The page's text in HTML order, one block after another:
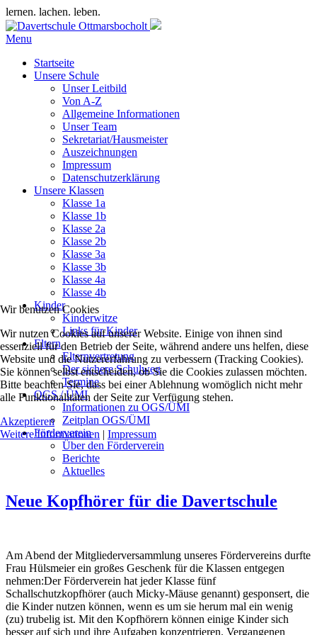
lernen. lachen. leben.
Menu
Startseite
Unsere Schule
Unser Leitbild
Von A-Z
Allgemeine Informationen
Unser Team
Sekretariat/Hausmeister
Auszeichnungen
Impressum
Datenschutzerklärung
Unsere Klassen
Klasse 1a
Klasse 1b
Klasse 2a
Klasse 2b
Klasse 3a
Klasse 3b
Klasse 4a
Klasse 4b
Kinder
Kinderwitze
Links für Kinder
Eltern
Elternvertretung
Der sichere Schulweg
Termine
OGS / ÜMI
Informationen zu OGS/ÜMI
Zeitplan OGS/ÜMI
Förderverein
Über den Förderverein
Berichte
Aktuelles
Neue Kopfhörer für die Davertschule
Am Abend der Mitgliederversammlung unseres Fördervereins durfte
Frau Hülsmeier ein großes Geschenk für die Klassen entgegen
nehmen:Der Förderverein hat jeder Klasse fünf
Schallschutzkopfhörer (auch Micky-Mäuse genannt) gesponsert, die
die Kinder nutzen können, wenn es um sie herum mal ein wenig
(zu) trubelig ist. Mit den Kopfhörern können einige Kinder sich
besser auf sich und ihre Aufgaben konzentrieren. Vergangenen
Wir benutzen Cookies
Wir nutzen Cookies auf unserer Website. Einige von ihnen sind
essenziell für den Betrieb der Seite, während andere uns helfen, diese
Website und die Nutzererfahrung zu verbessern (Tracking Cookies).
Sie können selbst entscheiden, ob Sie die Cookies zulassen möchten.
Bitte beachten Sie, dass bei einer Ablehnung womöglich nicht mehr
alle Funktionalitäten der Seite zur Verfügung stehen.
Akzeptieren
Weitere Informationen | Impressum